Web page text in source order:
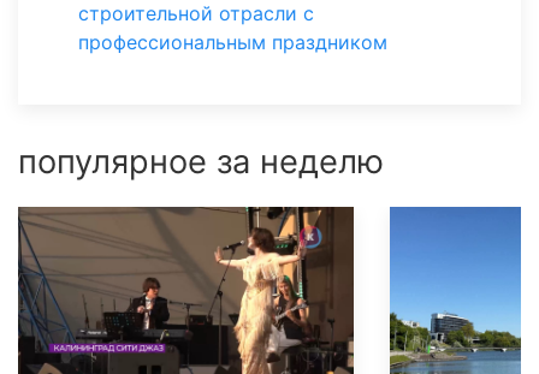
строительной отрасли с
профессиональным праздником
популярное за неделю